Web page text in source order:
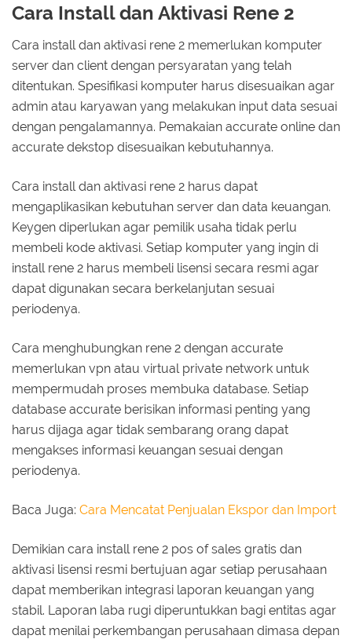
Cara Install dan Aktivasi Rene 2
Cara install dan aktivasi rene 2 memerlukan komputer
server dan client dengan persyaratan yang telah
ditentukan. Spesifikasi komputer harus disesuaikan agar
admin atau karyawan yang melakukan input data sesuai
dengan pengalamannya. Pemakaian accurate online dan
accurate dekstop disesuaikan kebutuhannya.
Cara install dan aktivasi rene 2 harus dapat
mengaplikasikan kebutuhan server dan data keuangan.
Keygen diperlukan agar pemilik usaha tidak perlu
membeli kode aktivasi. Setiap komputer yang ingin di
install rene 2 harus membeli lisensi secara resmi agar
dapat digunakan secara berkelanjutan sesuai
periodenya.
Cara menghubungkan rene 2 dengan accurate
memerlukan vpn atau virtual private network untuk
mempermudah proses membuka database. Setiap
database accurate berisikan informasi penting yang
harus dijaga agar tidak sembarang orang dapat
mengakses informasi keuangan sesuai dengan
periodenya.
Baca Juga: Cara Mencatat Penjualan Ekspor dan Import
Demikian cara install rene 2 pos of sales gratis dan
aktivasi lisensi resmi bertujuan agar setiap perusahaan
dapat memberikan integrasi laporan keuangan yang
stabil. Laporan laba rugi diperuntukkan bagi entitas agar
dapat menilai perkembangan perusahaan dimasa depan